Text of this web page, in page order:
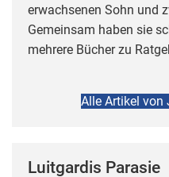
erwachsenen Sohn und
Gemeinsam haben sie
mehrere Bücher zu
Alle Artikel von
Luitgardis Parasie